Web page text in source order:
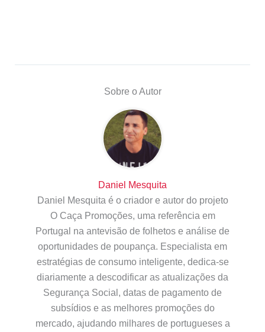
Sobre o Autor
Daniel Mesquita
Daniel Mesquita é o criador e autor do projeto
O Caça Promoções, uma referência em
Portugal na antevisão de folhetos e análise de
oportunidades de poupança. Especialista em
estratégias de consumo inteligente, dedica-se
diariamente a descodificar as atualizações da
Segurança Social, datas de pagamento de
subsídios e as melhores promoções do
mercado, ajudando milhares de portugueses a